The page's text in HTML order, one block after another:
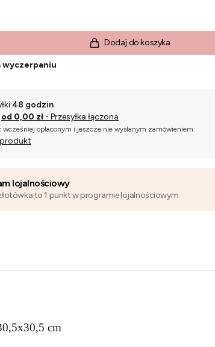
Dodaj do koszyka
wyczerpaniu
48 godzin
od 0,00 zł - Przesyłka łączona
wcześniej opłaconym i jeszcze nie wysłanym zamówieniem.
lojalnościowy
to 1 punkt w programie lojalnościowym
cm